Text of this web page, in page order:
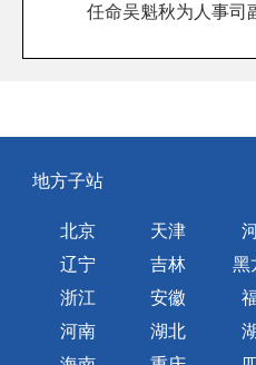
任命吴魁秋为人事司
地方子站
北京 天津
辽宁
吉林 黑
浙江
安徽
河南
湖北